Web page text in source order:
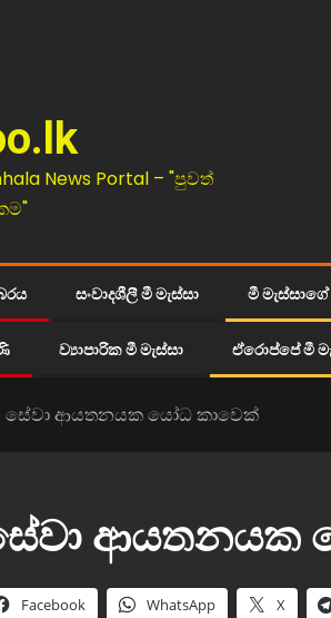
News Portal – "පුවත්
සංවාදශීලී මී මැස්සා මී
ව්‍යාපාරික මී මැස්සා ඒරොප්පේ මී
සේවා ආයතනයක යෝධ කාවෙක්
ආයතනයක
Facebook WhatsApp X